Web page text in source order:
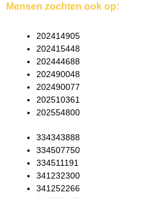
Mensen zochten ook op:
202414905
202415448
202444688
202490048
202490077
202510361
202554800
334343888
334507750
334511191
341232300
341252266